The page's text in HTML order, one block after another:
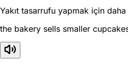
Yakıt tasarrufu yapmak için
the bakery sells smaller